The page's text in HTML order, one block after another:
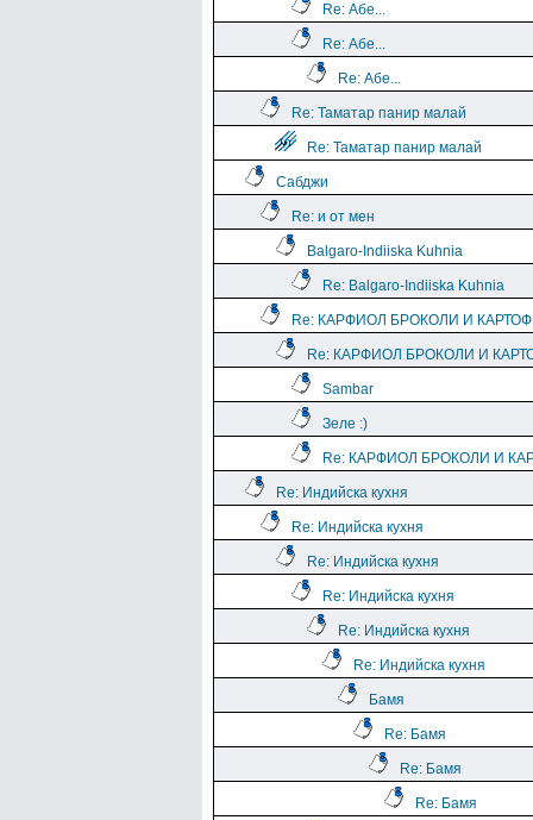
Re: Абе...
Re: Абе...
Re: Абе...
Re: Таматар панир малай
Re: Таматар панир малай
Сабджи
Re: и от мен
Balgaro-Indiiska Kuhnia
Re: Balgaro-Indiiska Kuhnia
Re: КАРФИОЛ БРОКОЛИ И
Re: КАРФИОЛ БРОКОЛИ И
Sambar
Зеле :)
Re: КАРФИОЛ БРОКОЛИ И
Re: Индийска кухня
Re: Индийска кухня
Re: Индийска кухня
Re: Индийска кухня
Re: Индийска кухня
Re: Индийска кухня
Бамя
Re: Бамя
Re: Бамя
Re: Бамя